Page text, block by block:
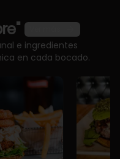
e ingredientes
en cada bocado.